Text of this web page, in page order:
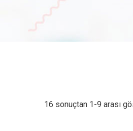
16 sonuçtan 1-9 arası